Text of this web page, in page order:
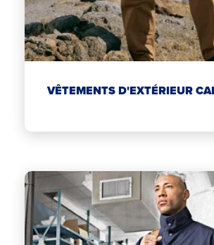
VÊTEMENTS D'EXTÉRIEUR